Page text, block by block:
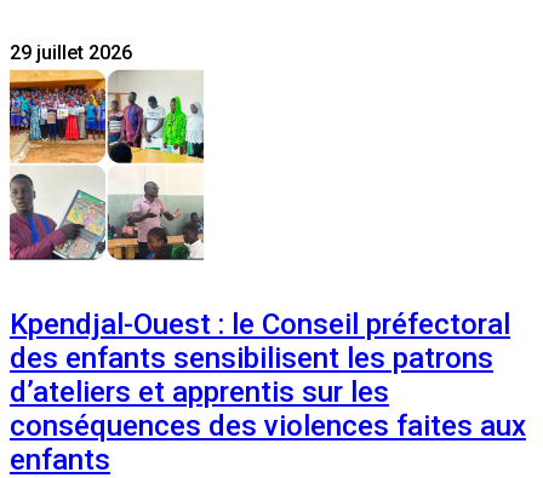
29 juillet 2026
Kpendjal-Ouest : le Conseil préfectoral
des enfants sensibilisent les patrons
d’ateliers et apprentis sur les
conséquences des violences faites aux
enfants